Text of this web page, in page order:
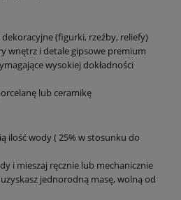
(figurki, rzeźby, reliefy)
wnętrz i detale gipsowe premium
wysokiej dokładności
lub ceramikę
ilość wody ( 25% w stosunku do
i mieszaj ręcznie lub mechanicznie
jednorodną masę, wolną od